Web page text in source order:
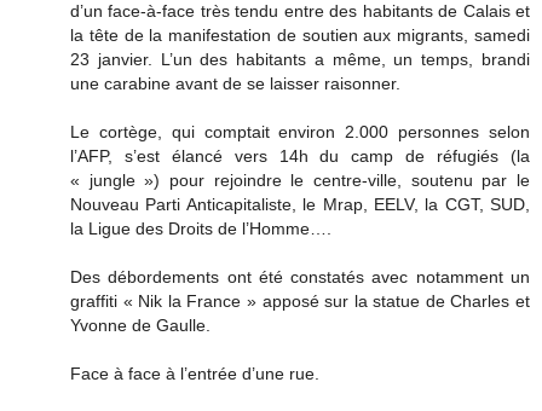
d’un face-à-face très tendu entre des habitants de Calais et
la tête de la manifestation de soutien aux migrants, samedi
23 janvier. L’un des habitants a même, un temps, brandi
une carabine avant de se laisser raisonner.
Le cortège, qui comptait environ 2.000 personnes selon
l’AFP, s’est élancé vers 14h du camp de réfugiés (la
« jungle ») pour rejoindre le centre-ville, soutenu par le
Nouveau Parti Anticapitaliste, le Mrap, EELV, la CGT, SUD,
la Ligue des Droits de l’Homme….
Des débordements ont été constatés avec notamment un
graffiti « Nik la France » apposé sur la statue de Charles et
Yvonne de Gaulle.
Face à face à l’entrée d’une rue.